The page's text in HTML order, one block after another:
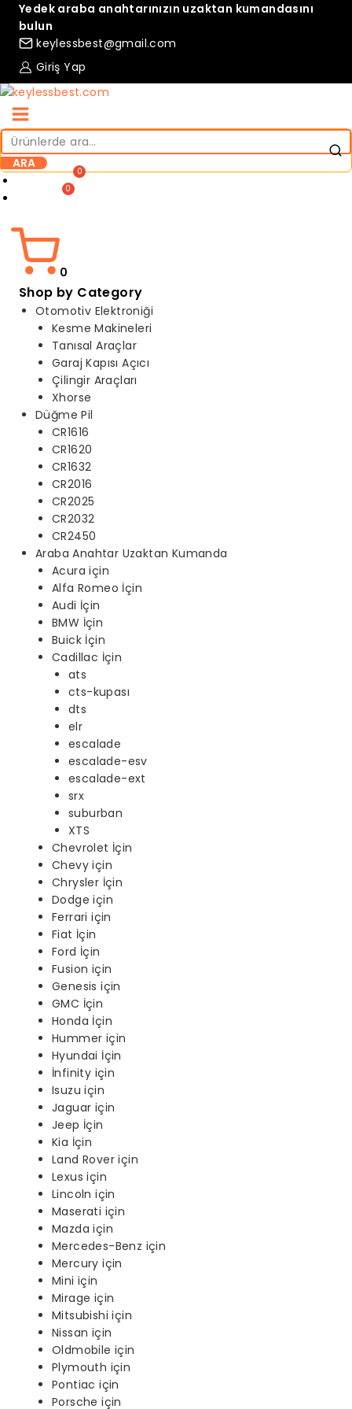
Skip
content
Yedek araba anahtarınızın uzaktan kumandasını
bulun
keylessbest@gmail.com
Giriş Yap
Ara:
ARA
Compare
Wishlist
0
Shop by Category
Otomotiv Elektroniği
Kesme Makineleri
Tanısal Araçlar
Garaj Kapısı Açıcı
Çilingir Araçları
Xhorse
Düğme Pil
CR1616
CR1620
CR1632
CR2016
CR2025
CR2032
CR2450
Araba Anahtar Uzaktan Kumanda
Acura için
Alfa Romeo İçin
Audi İçin
BMW İçin
Buick İçin
Cadillac İçin
ats
cts-kupası
dts
elr
escalade
escalade-esv
escalade-ext
srx
suburban
XTS
Chevrolet İçin
Chevy için
Chrysler İçin
Dodge için
Ferrari için
Fiat İçin
Ford İçin
Fusion için
Genesis için
GMC İçin
Honda İçin
Hummer için
Hyundai İçin
İnfinity için
Isuzu için
Jaguar için
Jeep İçin
Kia İçin
Land Rover için
Lexus için
Lincoln için
Maserati için
Mazda için
Mercedes-Benz için
Mercury için
Mini için
Mirage için
Mitsubishi için
Nissan için
Oldmobile için
Plymouth için
Pontiac için
Porsche için